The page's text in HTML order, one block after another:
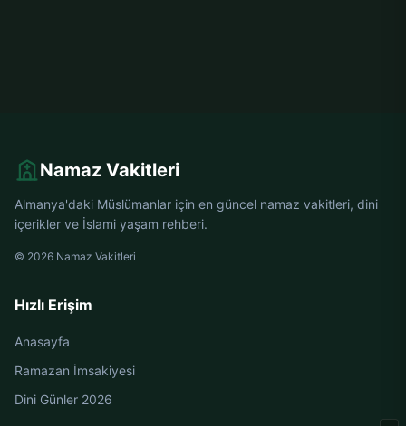
Namaz Vakitleri
Almanya'daki Müslümanlar için en güncel namaz vakitleri, dini
içerikler ve İslami yaşam rehberi.
© 2026 Namaz Vakitleri
Hızlı Erişim
Anasayfa
Ramazan İmsakiyesi
Dini Günler 2026